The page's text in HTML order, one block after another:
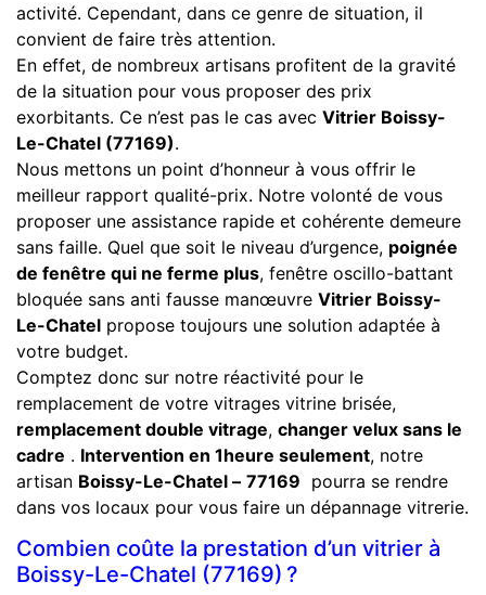
activité. Cependant, dans ce genre de situation, il
convient de faire très attention.
En effet, de nombreux artisans profitent de la gravité
de la situation pour vous proposer des prix
exorbitants. Ce n’est pas le cas avec Vitrier Boissy-
Le-Chatel (77169).
Nous mettons un point d’honneur à vous offrir le
meilleur rapport qualité-prix. Notre volonté de vous
proposer une assistance rapide et cohérente demeure
sans faille. Quel que soit le niveau d’urgence, poignée
de fenêtre qui ne ferme plus, fenêtre oscillo-battant
bloquée sans anti fausse manœuvre Vitrier Boissy-
Le-Chatel propose toujours une solution adaptée à
votre budget.
Comptez donc sur notre réactivité pour le
remplacement de votre vitrages vitrine brisée,
remplacement double vitrage, changer velux sans le
cadre . Intervention en 1heure seulement, notre
artisan Boissy-Le-Chatel – 77169 pourra se rendre
dans vos locaux pour vous faire un dépannage vitrerie.
Combien coûte la prestation d’un vitrier à
Boissy-Le-Chatel (77169) ?